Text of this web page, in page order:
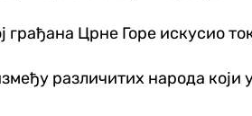
грађана Црне Горе искусио
различитих народа који